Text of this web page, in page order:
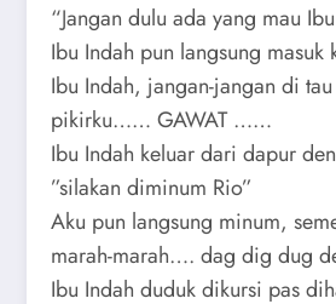
“Jangan dulu ada yang mau
Ibu Indah pun langsung
Ibu Indah, jangan-jangan di
pikirku…… GAWAT ……
Ibu Indah keluar dari dapur
”silakan diminum Rio”
Aku pun langsung minum,
marah-marah…. dag dig dug
Ibu Indah duduk dikursi pas